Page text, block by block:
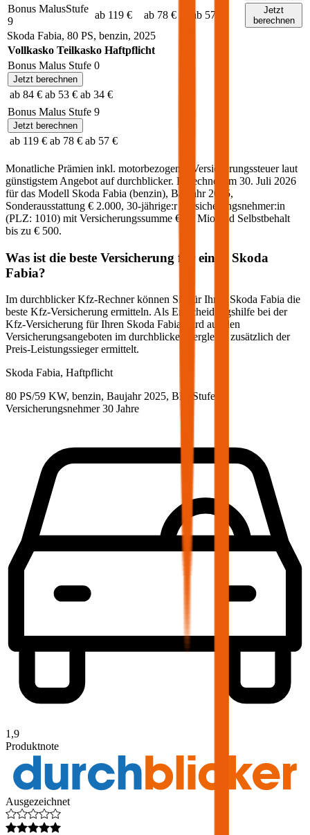
Bonus MalusStufe
9
ab 119 € ab 78 € ab 57 €
Jetzt
berechnen
Skoda Fabia, 80 PS, benzin, 2025
Vollkasko Teilkasko Haftpflicht
Bonus Malus Stufe 0
Jetzt berechnen
ab 84 € ab 53 € ab 34 €
Bonus Malus Stufe 9
Jetzt berechnen
ab 119 € ab 78 € ab 57 €
Monatliche Prämien inkl. motorbezogener Versicherungssteuer laut
günstigstem Angebot auf durchblicker. Berechnet am 30. Juli 2026
für das Modell Skoda Fabia (benzin), Baujahr 2025,
Sonderausstattung € 2.000, 30-jährige:rVersicherungsnehmer:in
(PLZ: 1010) mit Versicherungssumme € 20 Mio und Selbstbehalt
bis zu € 500.
Was ist die beste Versicherung für einen Skoda
Fabia?
Im durchblicker Kfz-Rechner können Sie für Ihren Skoda Fabia die
beste Kfz-Versicherung ermitteln. Als Entscheidungshilfe bei der
Kfz-Versicherung für Ihren Skoda Fabia
wird aus den
Versicherungsangeboten im durchblicker Vergleich zusätzlich der
Preis-Leistungssieger ermittelt.
Skoda Fabia, Haftpflicht
80 PS/59 KW, benzin, Baujahr 2025, BM-Stufe
Versicherungsnehmer 30 Jahre
1,9
Produktnote
Ausgezeichnet